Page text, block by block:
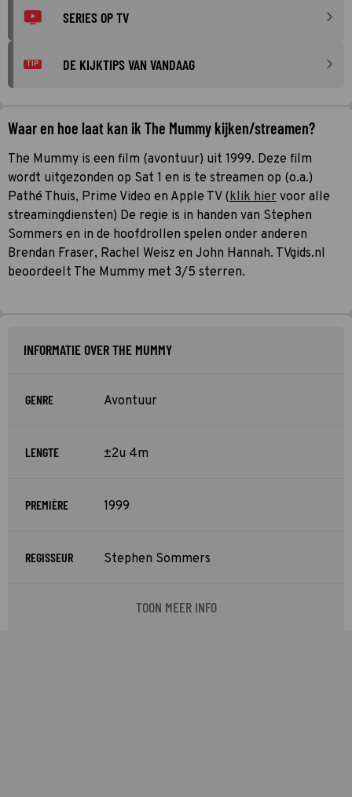
SERIES OP TV
TIP DE KIJKTIPS VAN VANDAAG
Waar en hoe laat kan ik The Mummy kijken/streamen?
The Mummy is een film (avontuur) uit 1999. Deze film
wordt uitgezonden op Sat 1 en is te streamen op (o.a.)
Pathé Thuis, Prime Video en Apple TV (klik hier voor alle
streamingdiensten) De regie is in handen van Stephen
Sommers en in de hoofdrollen spelen onder anderen
Brendan Fraser, Rachel Weisz en John Hannah. TVgids.nl
beoordeelt The Mummy met 3/5 sterren.
INFORMATIE OVER THE MUMMY
GENRE Avontuur
LENGTE ±2u 4m
PREMIÈRE 1999
REGISSEUR Stephen Sommers
TOON MEER INFO